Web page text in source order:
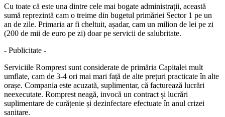
Cu toate că este una dintre cele mai bogate administrații, această
sumă reprezintă cam o treime din bugetul primăriei Sector 1 pe un
an de zile. Primaria ar fi cheltuit, așadar, cam un milion de lei pe zi
(200 de mii de euro pe zi) doar pe servicii de salubritate.
- Publicitate -
Serviciile Romprest sunt considerate de primăria Capitalei mult
umflate, cam de 3-4 ori mai mari față de alte prețuri practicate în alte
orașe. Compania este acuzată, suplimentar, că facturează lucrări
neexecutate. Romprest neagă, invocă un contract și lucrări
suplimentare de curățenie și dezinfectare efectuate în anul crizei
sanitare.